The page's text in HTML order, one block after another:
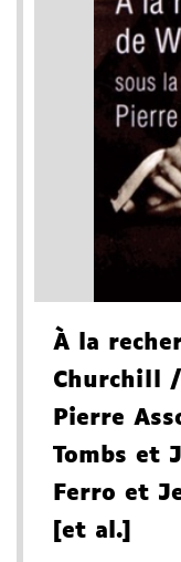
À la
Churchill
Pierre
Tombs et
Ferro et
[et al.]